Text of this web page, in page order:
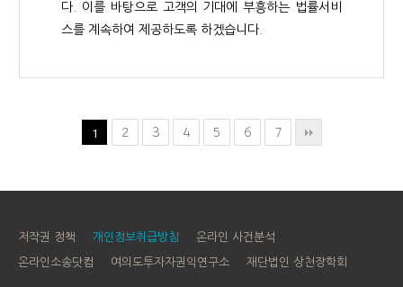
다. 이를 바탕으로 고객의 기대에 부흥하는 법률서비
스를 계속하여 제공하도록 하겠습니다.
1 2 3 4 5 6 7
저작권 정책 개인정보취급방침 온라인 사건분석
온라인소송닷컴 여의도투자자권익연구소 재단법인 상천장학회